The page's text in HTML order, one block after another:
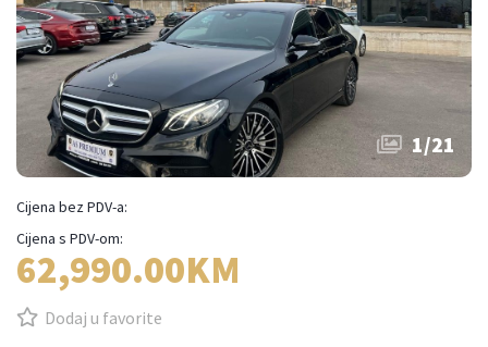
1/21
Cijena bez PDV-a:
Cijena s PDV-om:
62,990.00KM
Dodaj u favorite